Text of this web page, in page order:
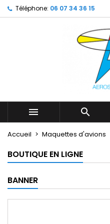
Téléphone: 06 07 34 36 15
 
Accueil Maquettes d'avions
BOUTIQUE EN LIGNE
BANNER
My wishlists
Create new list
Créer une liste
Nom de la liste d'envies
Connexion
Vous devez être